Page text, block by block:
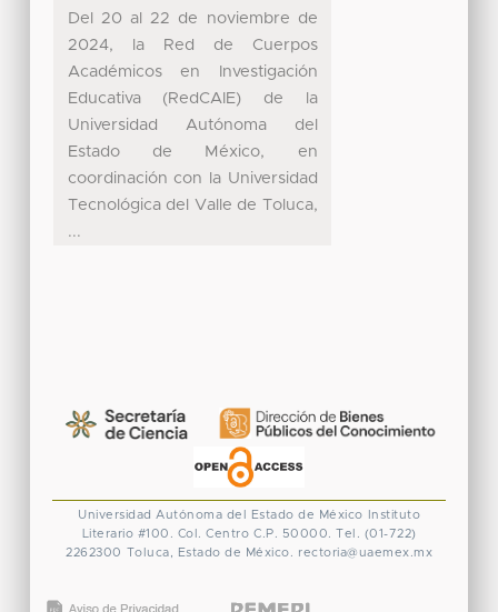
Del 20 al 22 de noviembre de
2024, la Red de Cuerpos
Académicos en Investigación
Educativa (RedCAIE) de la
Universidad Autónoma del
Estado de México, en
coordinación con la Universidad
Tecnológica del Valle de Toluca,
...
Universidad Autónoma del Estado de México
Instituto
Literario #100. Col. Centro C.P. 50000. Tel. (01-722)
2262300 Toluca, Estado de México. rectoria@uaemex.mx